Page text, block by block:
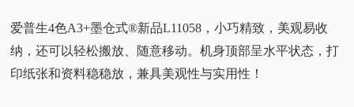
爱普生4色A3+墨仓式®新品L11058，小巧精致，美观易收
纳，还可以轻松搬放、随意移动。机身顶部呈水平状态，打
印纸张和资料稳稳放，兼具美观性与实用性！